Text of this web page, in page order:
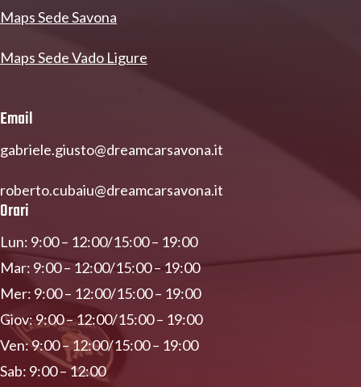
Maps Sede Savona
Maps Sede Vado Ligure
Email
gabriele.giusto@dreamcarsavona.it
roberto.cubaiu@dreamcarsavona.it
Orari
Lun: 9:00 – 12:00/15:00 – 19:00
Mar: 9:00 – 12:00/15:00 – 19:00
Mer: 9:00 – 12:00/15:00 – 19:00
Giov: 9:00 – 12:00/15:00 – 19:00
Ven: 9:00 – 12:00/15:00 – 19:00
Sab: 9:00 – 12:00